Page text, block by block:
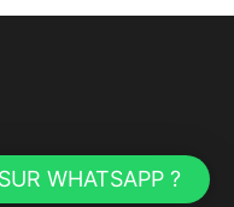
|Thème :Envo eCommerce
WHATSAPP ?